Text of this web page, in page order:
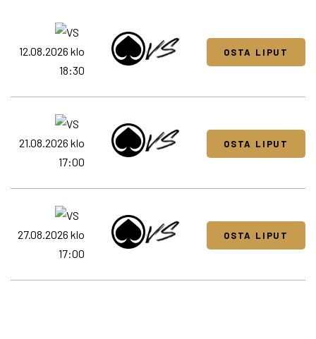
12.08.2026 klo
18:30
OSTA LIPUT
21.08.2026 klo
17:00
OSTA LIPUT
27.08.2026 klo
17:00
OSTA LIPUT